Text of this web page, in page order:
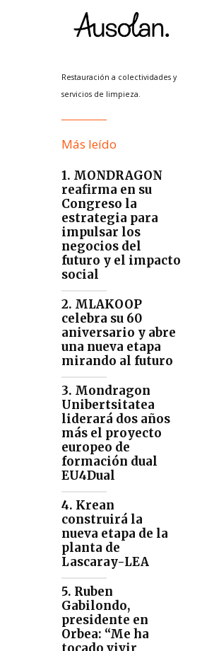
Restauración a colectividades y
servicios de limpieza.
Más leído
1. MONDRAGON
reafirma en su
Congreso la
estrategia para
impulsar los
negocios del
futuro y el impacto
social
2. MLAKOOP
celebra su 60
aniversario y abre
una nueva etapa
mirando al futuro
3. Mondragon
Unibertsitatea
liderará dos años
más el proyecto
europeo de
formación dual
EU4Dual
4. Krean
construirá la
nueva etapa de la
planta de
Lascaray-LEA
5. Ruben
Gabilondo,
presidente en
Orbea: “Me ha